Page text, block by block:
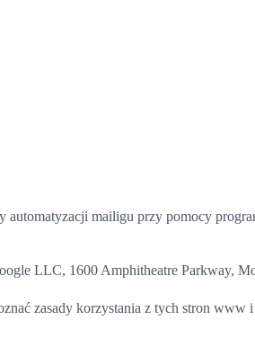
automatyzacji mailigu przy pomocy
LLC, 1600 Amphitheatre Parkway,
zasady korzystania z tych stron